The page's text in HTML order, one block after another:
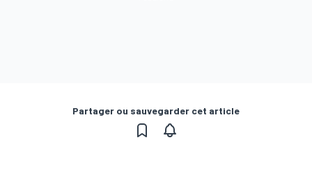
Partager ou sauvegarder cet article